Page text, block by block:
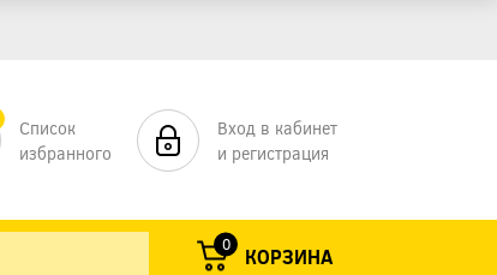
Список
избранного
Вход в кабинет
и регистрация
0 КОРЗИНА